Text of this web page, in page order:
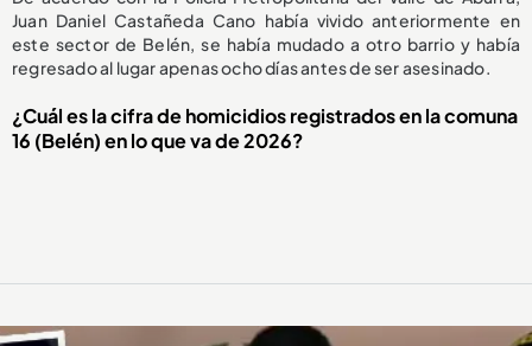
Juan Daniel Castañeda Cano había vivido anteriormente en
este sector de Belén, se había mudado a otro barrio y había
regresado al lugar apenas ocho días antes de ser asesinado.
¿Cuál es la cifra de homicidios registrados en la comuna
16 (Belén) en lo que va de 2026?